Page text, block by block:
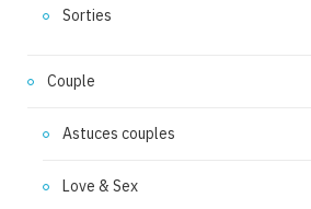
Sorties
Couple
Astuces couples
Love & Sex